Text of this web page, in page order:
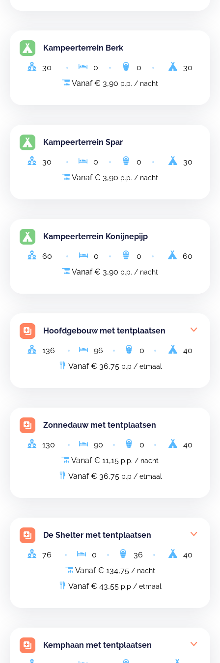
Kampeerterrein Berk
30 0 0
30
Vanaf € 3,90 p.p. / nacht
Kampeerterrein Spar
30 0 0
30
Vanaf € 3,90 p.p. / nacht
Kampeerterrein Konijnepijp
60 0 0
60
Vanaf € 3,90 p.p. / nacht
Hoofdgebouw met tentplaatsen
136 96 0
40
Vanaf € 36,75 p.p / etmaal
Zonnedauw met tentplaatsen
130 90 0
40
Vanaf € 11,15 p.p. / nacht
Vanaf € 36,75 p.p / etmaal
De Shelter met tentplaatsen
76 0 36
40
Vanaf € 134,75 / nacht
Vanaf € 43,55 p.p / etmaal
Kemphaan met tentplaatsen